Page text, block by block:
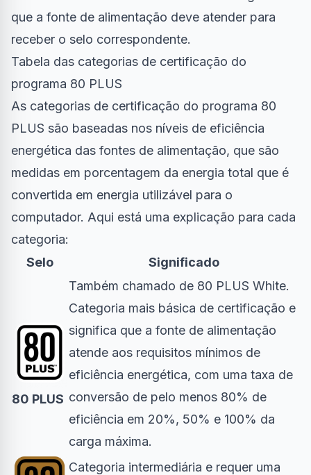
que a fonte de alimentação deve atender para
receber o selo correspondente.
Tabela das categorias de certificação do
programa 80 PLUS
As categorias de certificação do programa 80
PLUS são baseadas nos níveis de eficiência
energética das fontes de alimentação, que são
medidas em porcentagem da energia total que é
convertida em energia utilizável para o
computador. Aqui está uma explicação para cada
categoria:
Selo
Significado
80 PLUS
Também chamado de 80 PLUS White.
Categoria mais básica de certificação e
significa que a fonte de alimentação
atende aos requisitos mínimos de
eficiência energética, com uma taxa de
conversão de pelo menos 80% de
eficiência em 20%, 50% e 100% da
carga máxima.
Categoria intermediária e requer uma